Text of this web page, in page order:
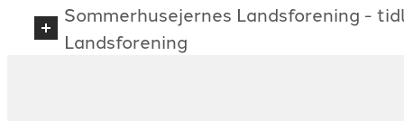
Sommerhusejernes Landsforening -
Landsforening